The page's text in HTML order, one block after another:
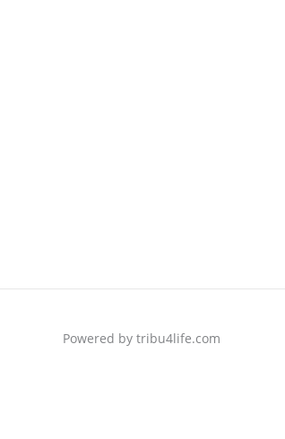
Powered by tribu4life.com